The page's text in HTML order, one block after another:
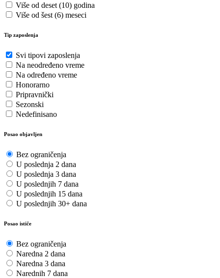
Više od deset (10) godina
Više od šest (6) meseci
Tip zaposlenja
Svi tipovi zaposlenja
Na neodređeno vreme
Na određeno vreme
Honorarno
Pripravnički
Sezonski
Nedefinisano
Posao objavljen
Bez ograničenja
U poslednja 2 dana
U poslednja 3 dana
U poslednjih 7 dana
U poslednjih 15 dana
U poslednjih 30+ dana
Posao ističe
Bez ograničenja
Naredna 2 dana
Naredna 3 dana
Narednih 7 dana